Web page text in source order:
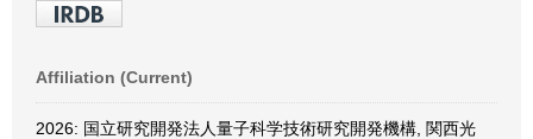
Affiliation (Current)
2026: 国立研究開発法人量子科学技術研究開発機構, 関西光